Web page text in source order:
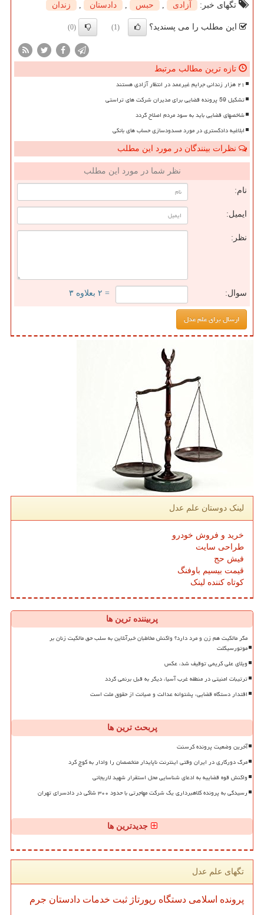
تگهای خبر:
آزادی , حبس , دادستان , زندان
این مطلب را می پسندید؟ (1)
(0)
تازه ترین مطالب مرتبط
۲۱ هزار زندانی جرایم غیرعمد در انتظار آزادی هستند
تشکیل 59 پرونده قضایی برای مدیران شرکت های تراستی
شاخصهای قضایی باید به سود مردم اصلاح گردد
ابلاغیه دادگستری در مورد مسدودسازی حساب های بانکی
نظرات بینندگان در مورد این مطلب
نظر شما در مورد این مطلب
نام:
ایمیل:
نظر:
سوال: = ۲ بعلاوه ۳
لینک دوستان علم عدل
خرید و فروش خودرو
طراحی سایت
فیش حج
قیمت بیسیم باوفنگ
کوتاه کننده لینک
پربیننده ترین ها
مگر مالکیت هم زن و مرد دارد؟ واکنش مخاطبان خبرآنلاین به سلب حق مالکیت زنان بر
موتورسیکلت
ویلای علی کریمی توقیف شد، عکس
ترتیبات امنیتی در منطقه غرب آسیا، دیگر به قبل برنمی گردد
اقتدار دستگاه قضایی، پشتوانه عدالت و صیانت از حقوق ملت است
پربحث ترین ها
آخرین وضعیت پرونده کرسنت
مرگ دورکاری در ایران وقتی اینترنت ناپایدار متخصصان را وادار به کوچ کرد
واکنش قوه قضاییه به ادعای شناسایی محل استقرار شهید لاریجانی
رسیدگی به پرونده کلاهبرداری یک شرکت مهاجرتی با حدود ۳۰۰ شاکی در دادسرای تهران
جدیدترین ها
تگهای علم عدل
پرونده اسلامی دستگاه رپورتاژ ثبت خدمات دادستان جرم